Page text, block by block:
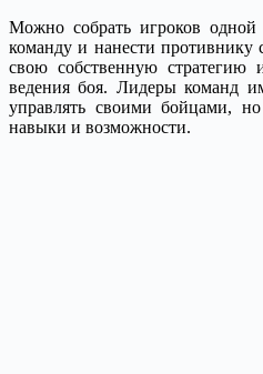
Можно собрать игроков
команду и нанести противнику
свою собственную стратегию
ведения боя. Лидеры команд
управлять своими бойцами,
навыки и возможности.